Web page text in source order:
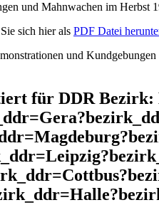
und Mahnwachen im Herbst
sich hier als PDF Datei
und
für DDR